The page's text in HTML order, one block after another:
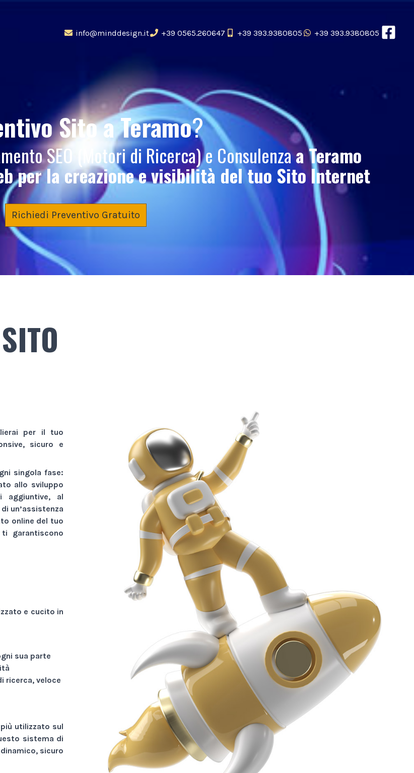
info@minddesign.it +39 0565.260647 +39 393.9380805 +39 393.9380805
Sitoa Teramo?
SEO (Motori di Ricerca) e Consulenzaa Teramo
per la creazione e visibilità del tuo Sito Internet
Richiedi Preventivo Gratuito
per il tuo
sicuro e
singola fase:
allo sviluppo
aggiuntive, al
un’assistenza
online del tuo
garantiscono
e cucito in
sua parte
ricerca, veloce
utilizzato sul
sistema di
sicuro